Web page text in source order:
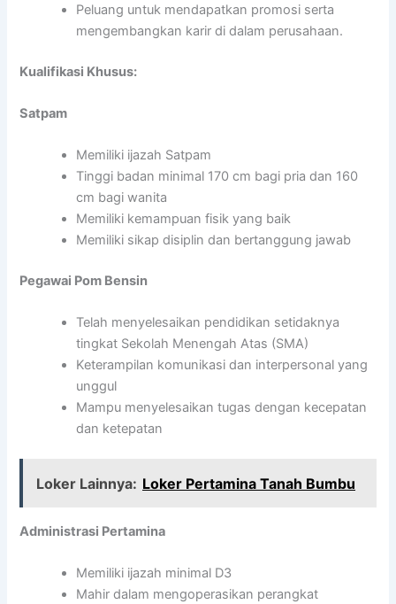
Peluang untuk mendapatkan promosi serta
mengembangkan karir di dalam perusahaan.
Kualifikasi Khusus:
Satpam
Memiliki ijazah Satpam
Tinggi badan minimal 170 cm bagi pria dan 160
cm bagi wanita
Memiliki kemampuan fisik yang baik
Memiliki sikap disiplin dan bertanggung jawab
Pegawai Pom Bensin
Telah menyelesaikan pendidikan setidaknya
tingkat Sekolah Menengah Atas (SMA)
Keterampilan komunikasi dan interpersonal yang
unggul
Mampu menyelesaikan tugas dengan kecepatan
dan ketepatan
Loker Lainnya: Loker Pertamina Tanah Bumbu
Administrasi Pertamina
Memiliki ijazah minimal D3
Mahir dalam mengoperasikan perangkat